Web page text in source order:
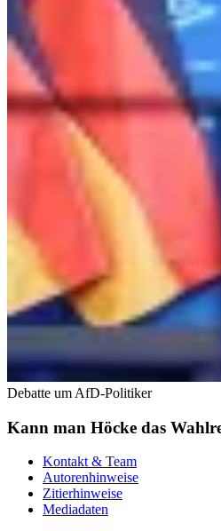
Debatte um AfD-Politiker
Kann man Höcke das
Kontakt & Team
Autorenhinweise
Zitierhinweise
Mediadaten